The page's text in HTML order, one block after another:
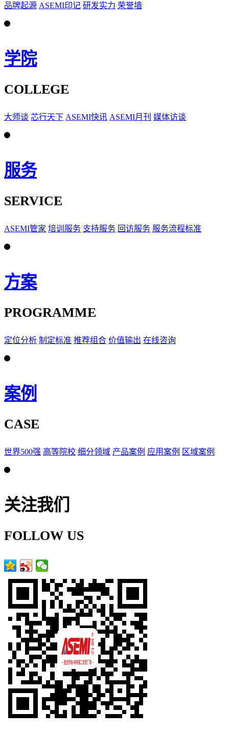
品牌起源 ASEMI印记 研发实力 荣誉墙
学院
COLLEGE
大师谈 芯行天下 ASEMI快讯 ASEMI月刊 媒体访谈
服务
SERVICE
ASEMI管家 培训服务 支持服务 回访服务 服务流程标准
方案
PROGRAMME
定位分析 制定标准 推荐组合 价值输出 在线咨询
案例
CASE
世界500强 高等院校 细分领域 产品案例 应用案例 区域案例
关注我们
FOLLOW US